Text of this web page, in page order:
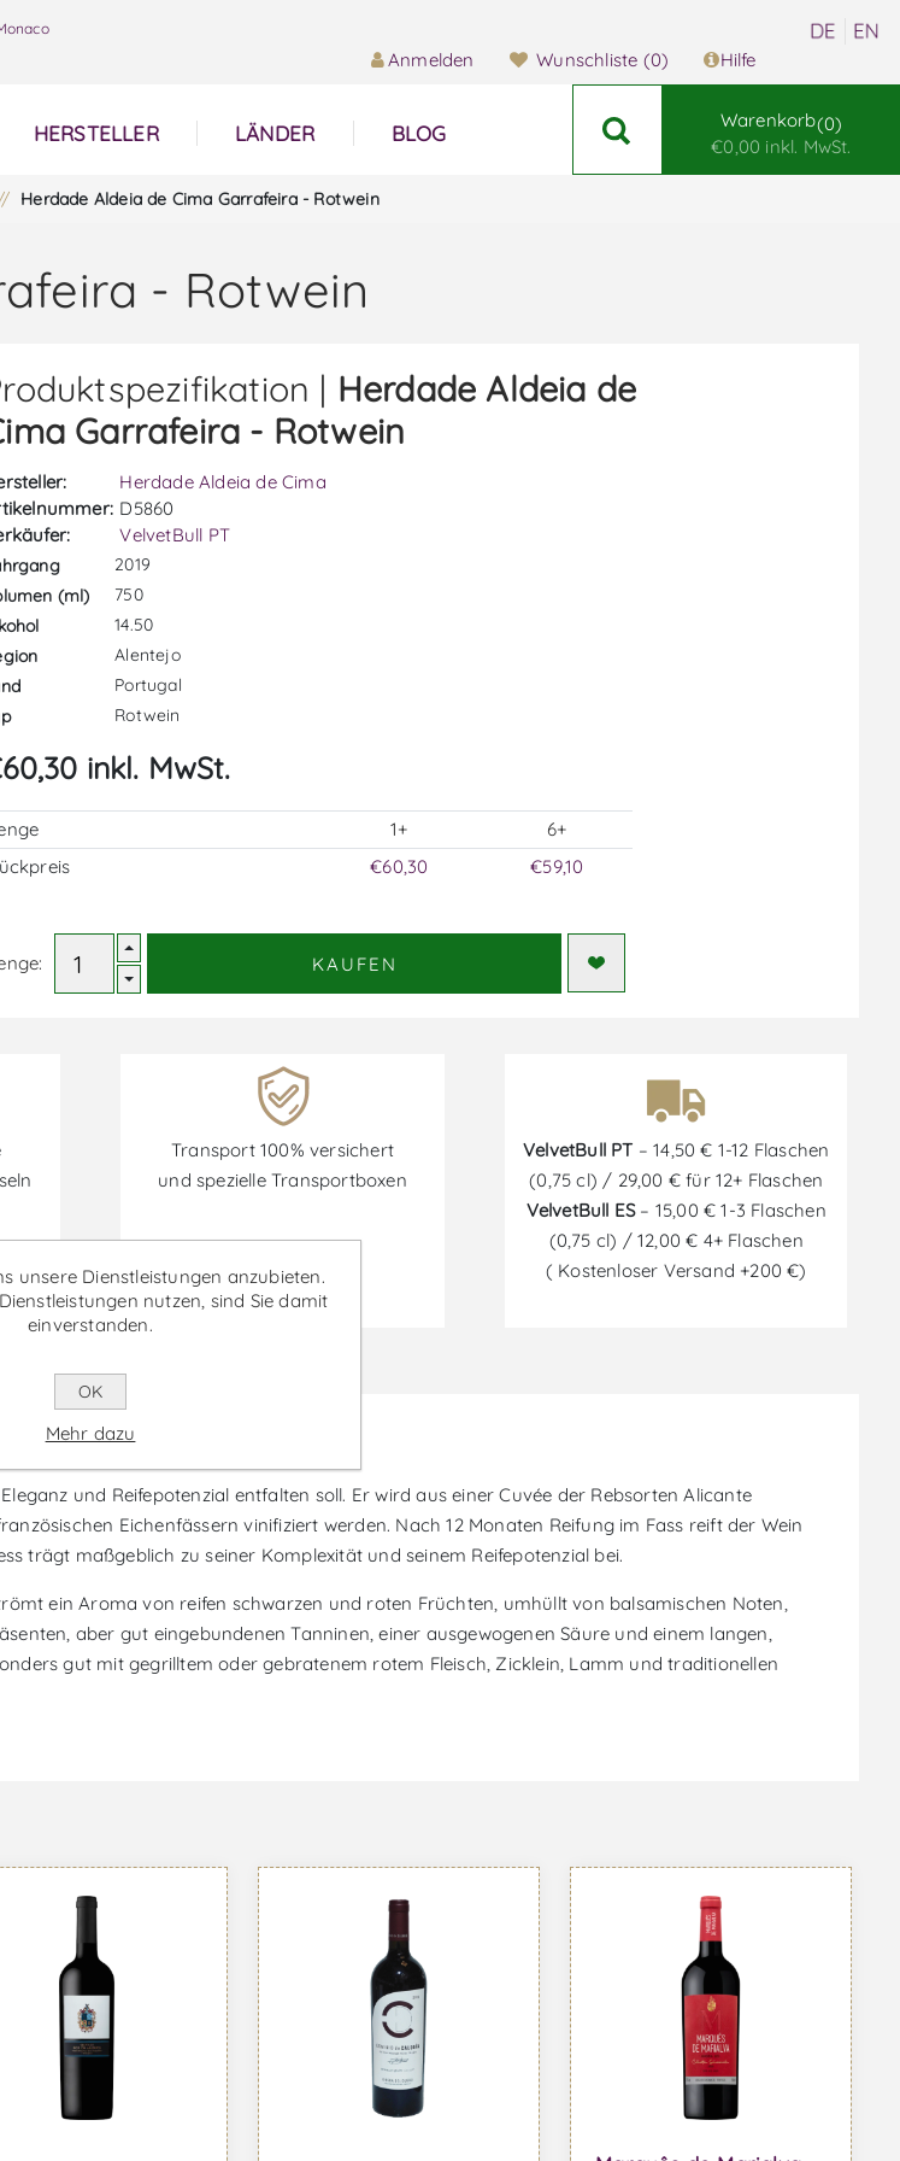
Anmelden Wunschliste (0) Hilfe
HERSTELLER LÄNDER BLOG
Warenkorb 0
€0,00 inkl. MwSt.
/ Herdade Aldeia de Cima Garrafeira - Rotwein
- Rotwein
| Herdade Aldeia de
Garrafeira - Rotwein
Herdade Aldeia de Cima
D5860
VelvetBull PT
2019
(ml)
750
14.50
Alentejo
Portugal
Rotwein
inkl. MwSt.
1+
6+
€60,30 €59,10
KAUFEN
Transport 100% versichert
und spezielle Transportboxen
VelvetBull PT – 14,50 € 1-12 Flaschen
(0,75 cl) / 29,00 € für 12+ Flaschen
VelvetBull ES– 15,00 € 1-3 Flaschen
(0,75 cl) / 12,00 € 4+ Flaschen
( Kostenloser Versand +200 €)
- Rotwein
und Reifepotenzial entfalten soll. Er wird aus einer Cuvée der Rebsorten Alicante
Eichenfässern vinifiziert werden. Nach 12 Monaten Reifung im Fass reift der Wein
trägt maßgeblich zu seiner Komplexität und seinem Reifepotenzial bei.
ein Aroma von reifen schwarzen und roten Früchten, umhüllt von balsamischen Noten,
aber gut eingebundenen Tanninen, einer ausgewogenen Säure und einem langen,
gut mit gegrilltem oder gebratenem rotem Fleisch, Zicklein, Lamm und traditionellen
unsere Dienstleistungen anzubieten.
nutzen, sind Sie damit
einverstanden.
OK
Mehr dazu